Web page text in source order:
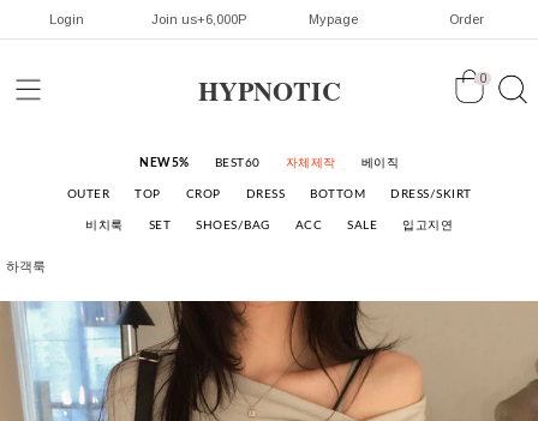
Login Join us+6,000P Mypage Order
HYPNOTIC 0
NEW5% BEST60 자체제작 베이직
OUTER TOP CROP DRESS BOTTOM DRESS/SKIRT
비치룩 SET SHOES/BAG ACC SALE 입고지연
하객룩